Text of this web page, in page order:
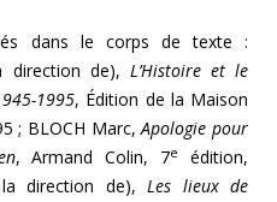
dans le corps de texte :
direction de), L’Histoire et le
1995, Édition de la Maison
; BLOCH Marc,Apologie pour
, Armand Colin, 7e
édition,
direction de), Les lieux de